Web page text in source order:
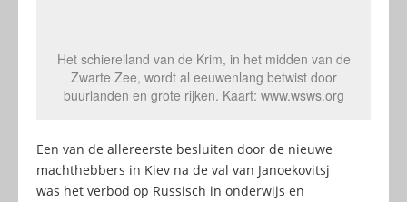
Het schiereiland van de Krim, in het midden van de
Zwarte Zee, wordt al eeuwenlang betwist door
buurlanden en grote rijken. Kaart: www.wsws.org
Een van de allereerste besluiten door de nieuwe
machthebbers in Kiev na de val van Janoekovitsj
was het verbod op Russisch in onderwijs en